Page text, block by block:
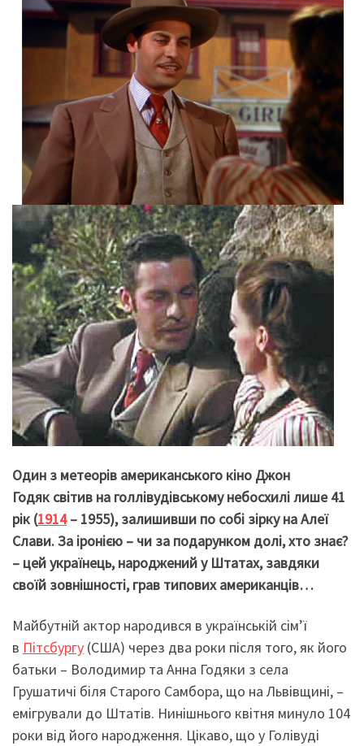
Один з метеорів американського кіно Джон
Годяк світив на голлівудівському небосхилі лише 41
рік (1914– 1955), залишивши по собі зірку на Алеї
Слави. За іронією – чи за подарунком долі, хто знає?
– цей українець, народжений у Штатах, завдяки
своїй зовнішності, грав типових американців…
Майбутній актор народився в українській сім’ї
в Пітсбургу (США) через два роки після того, як його
батьки – Володимир та Анна Годяки з села
Грушатичі біля Старого Самбора, що на Львівщині, –
емігрували до Штатів. Нинішнього квітня минуло 104
роки від його народження. Цікаво, що у Голівуді